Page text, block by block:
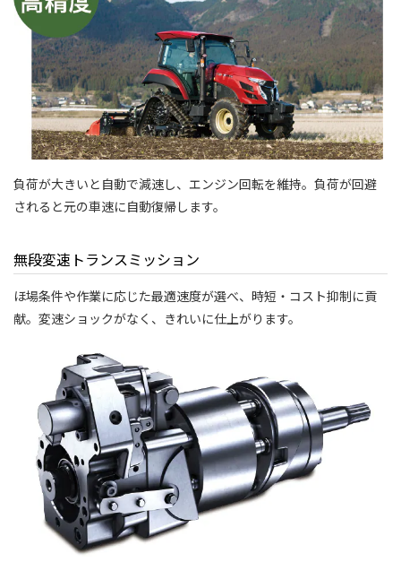
負荷が大きいと自動で減速し、エンジン回転を維持。負荷が回避
されると元の車速に自動復帰します。
無段変速トランスミッション
ほ場条件や作業に応じた最適速度が選べ、時短・コスト抑制に貢
献。変速ショックがなく、きれいに仕上がります。